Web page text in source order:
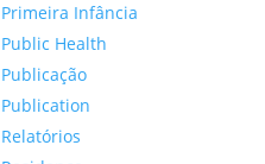
Primeira Infância
Public Health
Publicação
Publication
Relatórios